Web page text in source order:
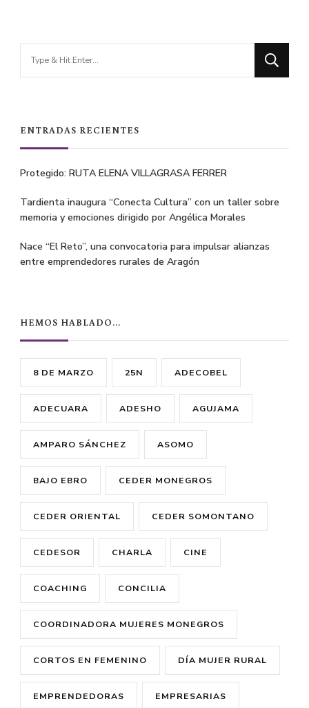
ENTRADAS RECIENTES
Protegido: RUTA ELENA VILLAGRASA FERRER
Tardienta inaugura “Conecta Cultura” con un taller sobre
memoria y emociones dirigido por Angélica Morales
Nace “El Reto”, una convocatoria para impulsar alianzas
entre emprendedores rurales de Aragón
HEMOS HABLADO…
8 DE MARZO 25N ADECOBEL
ADECUARA ADESHO AGUJAMA
AMPARO SÁNCHEZ ASOMO
BAJO EBRO CEDER MONEGROS
CEDER ORIENTAL CEDER SOMONTANO
CEDESOR CHARLA CINE
COACHING CONCILIA
COORDINADORA MUJERES MONEGROS
CORTOS EN FEMENINO DÍA MUJER RURAL
EMPRENDEDORAS EMPRESARIAS